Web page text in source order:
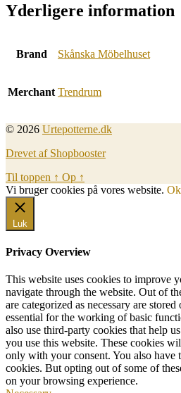
Yderligere information
Brand Skånska Möbelhuset
Merchant Trendrum
© 2026 Urtepotterne.dk
Drevet af Shopbooster
Til toppen ↑ Op ↑
Vi bruger cookies på vores website.
Luk
Privacy Overview
This website uses cookies to improve
navigate through the website. Out of
are categorized as necessary are
essential for the working of basic
also use third-party cookies that help
you use this website. These cookies
only with your consent. You also have
cookies. But opting out of some of
on your browsing experience.